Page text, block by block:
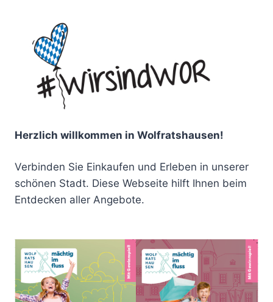
Herzlich willkommen in Wolfratshausen!
Verbinden Sie Einkaufen und Erleben in unserer
schönen Stadt. Diese Webseite hilft Ihnen beim
Entdecken aller Angebote.